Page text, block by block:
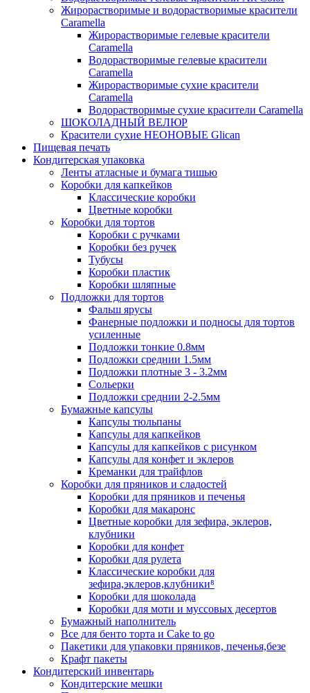
Жирорастворимые и водорастворимые красители
Caramella
Жирорастворимые гелевые красители
Caramella
Водорастворимые гелевые красители
Caramella
Жирорастворимые сухие красители
Caramella
Водорастворимые сухие красители Caramella
ШОКОЛАДНЫЙ ВЕЛЮР
Красители сухие НЕОНОВЫЕ Glican
Пищевая печать
Кондитерская упаковка
Ленты атласные и бумага тишью
Коробки для капкейков
Классические коробки
Цветные коробки
Коробки для тортов
Коробки с ручками
Коробки без ручек
Тубусы
Коробки пластик
Коробки шляпные
Подложки для тортов
Фальш ярусы
Фанерные подложки и подносы для тортов
усиленные
Подложки тонкие 0.8мм
Подложки среднии 1.5мм
Подложки плотные 3 - 3.2мм
Сольерки
Подложки среднии 2-2.5мм
Бумажные капсулы
Капсулы тюльпаны
Капсулы для капкейков
Капсулы для капкейков с рисунком
Капсулы для конфет и эклеров
Креманки для трайфлов
Коробки для пряников и сладостей
Коробки для пряников и печенья
Коробки для макаронс
Цветные коробки для зефира, эклеров,
клубники
Коробки для конфет
Коробки для рулета
Классические коробки для
зефира,эклеров,клубники⁸
Коробки для шоколада
Коробки для моти и муссовых десертов
Бумажный наполнитель
Все для бенто торта и Cake to go
Пакетики для упаковки пряников, печенья,безе
Крафт пакеты
Кондитерский инвентарь
Кондитерские мешки